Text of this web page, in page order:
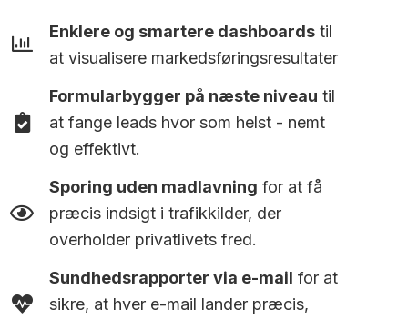
Enklere og smartere dashboardstil
at visualisere markedsføringsresultater
Formularbygger på næste niveau til
at fange leads hvor som helst - nemt
og effektivt.
Sporing uden madlavning for at få
præcis indsigt i trafikkilder, der
overholder privatlivets fred.
Sundhedsrapporter via e-mail for at
sikre, at hver e-mail lander præcis,